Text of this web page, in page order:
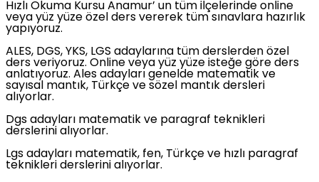
Hızlı Okuma Kursu Anamur’ un tüm ilçelerinde online
veya yüz yüze özel ders vererek tüm sınavlara hazırlık
yapıyoruz.
ALES, DGS, YKS, LGS adaylarına tüm derslerden özel
ders veriyoruz. Online veya yüz yüze isteğe göre ders
anlatıyoruz. Ales adayları genelde matematik ve
sayısal mantık, Türkçe ve sözel mantık dersleri
alıyorlar.
Dgs adayları matematik ve paragraf teknikleri
derslerini alıyorlar.
Lgs adayları matematik, fen, Türkçe ve hızlı paragraf
teknikleri derslerini alıyorlar.